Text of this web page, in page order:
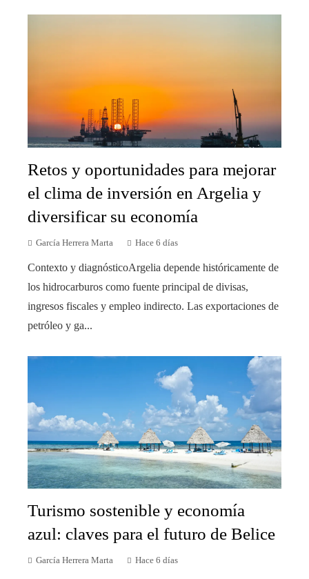
Retos y oportunidades para mejorar
el clima de inversión en Argelia y
diversificar su economía
García Herrera Marta Hace 6 días
Contexto y diagnósticoArgelia depende históricamente de
los hidrocarburos como fuente principal de divisas,
ingresos fiscales y empleo indirecto. Las exportaciones de
petróleo y ga...
Turismo sostenible y economía
azul: claves para el futuro de Belice
García Herrera Marta Hace 6 días